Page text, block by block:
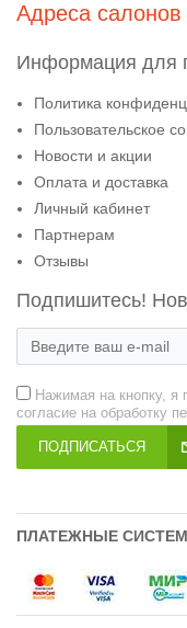
Адреса салонов
Информация для
Политика
Пользовательское
Новости и акции
Оплата и доставка
Личный кабинет
Партнерам
Отзывы
Подпишитесь!
Нажимая на кнопку,
согласие на обработку
ПОДПИСАТЬСЯ
ПЛАТЕЖНЫЕ